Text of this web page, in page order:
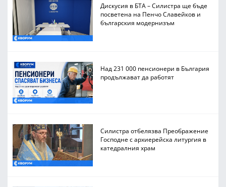
Дискусия в БТА – Силистра ще бъде
посветена на Пенчо Славейков и
българския модернизъм
Над 231 000 пенсионери в България
продължават да работят
Силистра отбелязва Преображение
Господне с архиерейска литургия в
катедралния храм